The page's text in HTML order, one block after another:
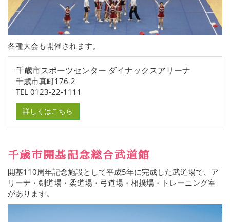
各種大会も開催されます。
千歳市スポーツセンター ダイナックスアリーナ
千歳市真町176-2
TEL 0123-22-1111
詳しくはこちら
千歳市開基記念総合武道館
開基110周年記念施設として平成5年に完成した武道場で、ア
リーナ・剣道場・柔道場・弓道場・相撲場・トレーニング室
があります。